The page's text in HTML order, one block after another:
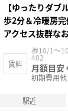
【ゆったりダブ
歩2分＆冷暖房
アクセス抜群な
賃料
🎁10/1～
402
月額目安
初期費用
駅近